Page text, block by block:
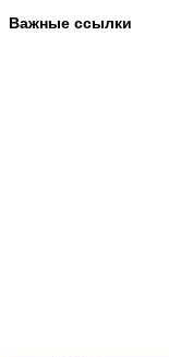
Важные ссылки